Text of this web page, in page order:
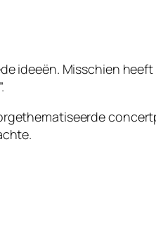
ideeën. Misschien